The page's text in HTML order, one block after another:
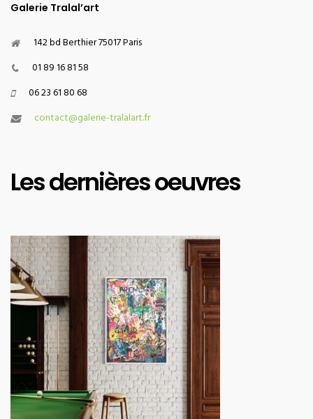
Galerie Tralal’art
142 bd Berthier 75017 Paris
01 89 16 81 58
06 23 61 80 68
contact@galerie-tralalart.fr
Les dernières oeuvres